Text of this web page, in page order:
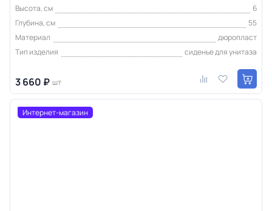
Высота, см
6
Глубина, см
55
Материал
дюропласт
Тип изделия
сиденье для унитаза
3 660 ₽ шт
Интернет-магазин